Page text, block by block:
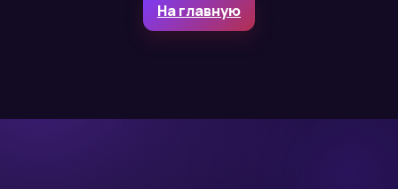
На главную